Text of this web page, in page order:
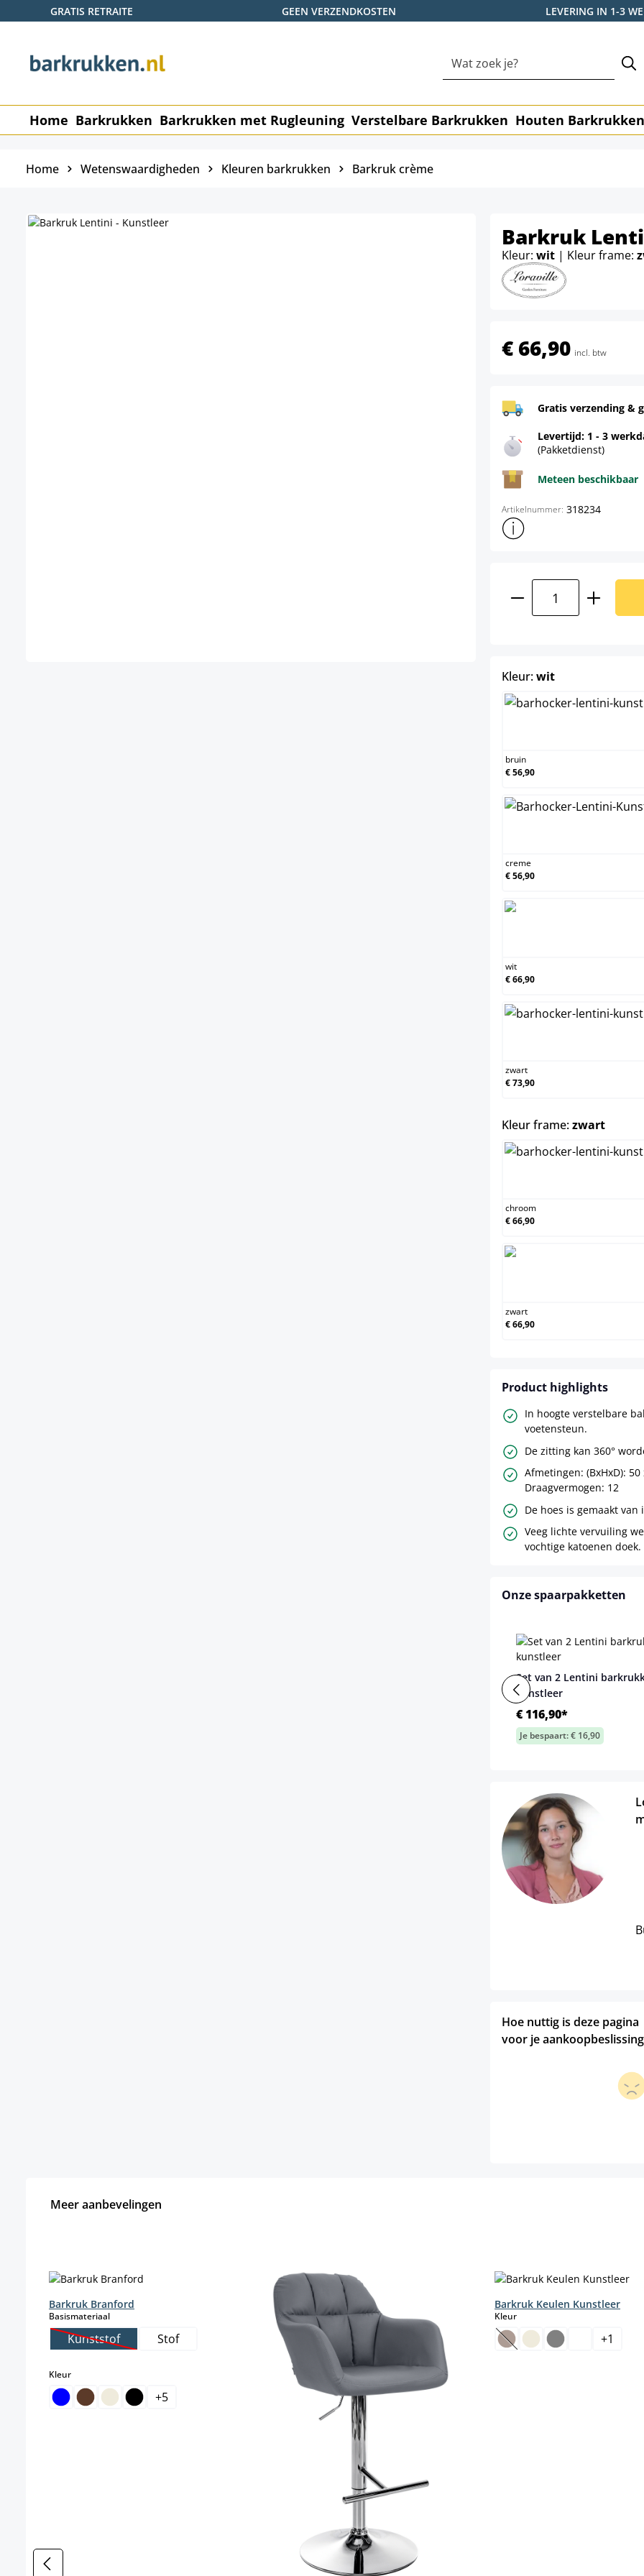
de hoofdinhoud
Ga naar de zoekopdracht
Ga naar de hoofdnavigatie
GRATIS RETRAITE GEEN VERZENDKOSTEN LEVERING IN 1-3
Home Barkrukken Barkrukken met Rugleuning Verstelbare Barkrukken Houten Barkrukken
Home Wetenswaardigheden Kleuren barkrukken Barkruk crème
Barkruk
Kleur: wit | Kleur frame:
€ 66,90 incl. btw
Gratis verzending &
Levertijd: 1 - 3
(Pakketdienst)
Meteen beschikbaar
Artikelnummer: 318234
Toon meer productinformatie
Kleur:witselect
bruin
€ 56,90
creme
€ 56,90
wit
€ 66,90
zwart
€ 73,90
Kleur frame:zwartselect
chroom
€ 66,90
zwart
€ 66,90
Product highlights
In hoogte verstelbare
voetensteun.
De zitting kan 360°
Afmetingen: (BxHxD):
Draagvermogen: 12
De hoes is gemaakt
Veeg lichte vervuiling
vochtige katoenen doek.
Onze spaarpakketten
Set van 2 Lentini
kunstleer
€ 116,90*
Je bespaart: € 16,90
Hoe nuttig is deze pagina
voor je
Meer aanbevelingen
Barkruk Branford
Basismateriaalselect
Kunststof(Deze optie is momenteel niet beschikbaar.)
Stof
Kleurselect
+5
Barkruk Keulen Kunstleer
Kleurselect
(Deze optie is momenteel
+1